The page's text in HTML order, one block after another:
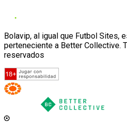
Bolavip, al igual que Futbol Sites,
perteneciente a Better Collective.
reservados